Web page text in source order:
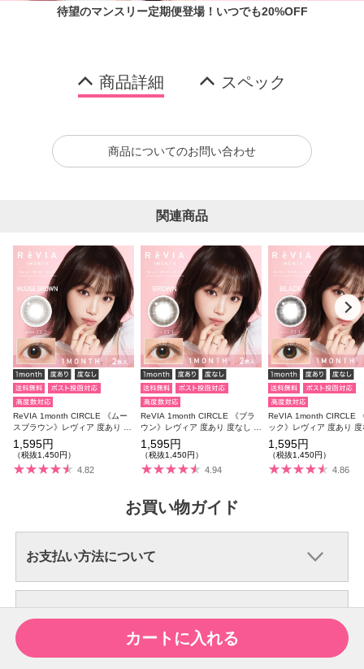
待望のマンスリー定期便登場！いつでも20%OFF
商品詳細 スペック
商品についてのお問い合わせ
関連商品
ReVIA 1month CIRCLE 《ムー
スブラウン》レヴィア 度あり 度
なし 1箱2枚入り
1,595円
（税抜1,450円）
4.82
ReVIA 1month CIRCLE 《ブラ
ウン》レヴィア 度あり 度なし 1
箱2枚入り
1,595円
（税抜1,450円）
4.94
ReVIA 1month CIRCLE
ック》レヴィア 度あり
箱2枚入り
1,595円
（税抜1,450円）
4.86
お買い物ガイド
お支払い方法について
カートに入れる